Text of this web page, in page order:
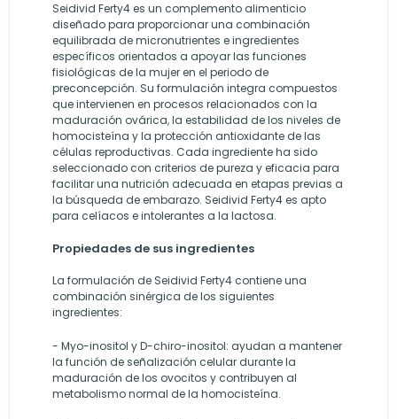
Seidivid Ferty4 es un complemento alimenticio
diseñado para proporcionar una combinación
equilibrada de micronutrientes e ingredientes
específicos orientados a apoyar las funciones
fisiológicas de la mujer en el periodo de
preconcepción. Su formulación integra compuestos
que intervienen en procesos relacionados con la
maduración ovárica, la estabilidad de los niveles de
homocisteína y la protección antioxidante de las
células reproductivas. Cada ingrediente ha sido
seleccionado con criterios de pureza y eficacia para
facilitar una nutrición adecuada en etapas previas a
la búsqueda de embarazo. Seidivid Ferty4 es apto
para celíacos e intolerantes a la lactosa.
Propiedades de sus ingredientes
La formulación de Seidivid Ferty4 contiene una
combinación sinérgica de los siguientes
ingredientes:
- Myo-inositol y D-chiro-inositol: ayudan a mantener
la función de señalización celular durante la
maduración de los ovocitos y contribuyen al
metabolismo normal de la homocisteína.